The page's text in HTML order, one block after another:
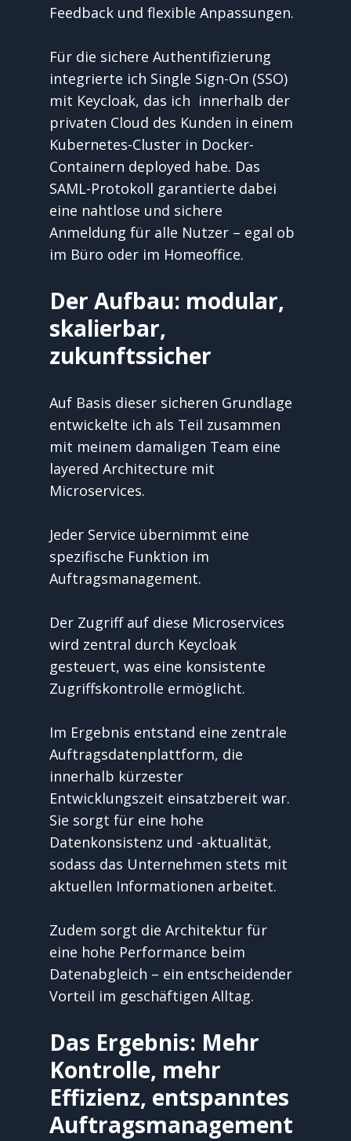
Feedback und flexible Anpassungen.
Für die sichere Authentifizierung
integrierte ich Single Sign-On (SSO)
mit Keycloak, das ich  innerhalb der
privaten Cloud des Kunden in einem
Kubernetes-Cluster in Docker-
Containern deployed habe. Das
SAML-Protokoll garantierte dabei
eine nahtlose und sichere
Anmeldung für alle Nutzer – egal ob
im Büro oder im Homeoffice.
Der Aufbau: modular,
skalierbar,
zukunftssicher
Auf Basis dieser sicheren Grundlage
entwickelte ich als Teil zusammen
mit meinem damaligen Team eine
layered Architecture mit
Microservices.
Jeder Service übernimmt eine
spezifische Funktion im
Auftragsmanagement.
Der Zugriff auf diese Microservices
wird zentral durch Keycloak
gesteuert, was eine konsistente
Zugriffskontrolle ermöglicht.
Im Ergebnis entstand eine zentrale
Auftragsdatenplattform, die
innerhalb kürzester
Entwicklungszeit einsatzbereit war.
Sie sorgt für eine hohe
Datenkonsistenz und -aktualität,
sodass das Unternehmen stets mit
aktuellen Informationen arbeitet.
Zudem sorgt die Architektur für
eine hohe Performance beim
Datenabgleich – ein entscheidender
Vorteil im geschäftigen Alltag.
Das Ergebnis: Mehr
Kontrolle, mehr
Effizienz, entspanntes
Auftragsmanagement